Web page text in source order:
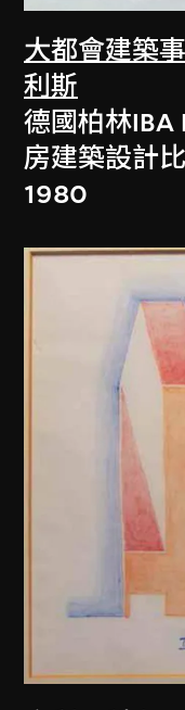
大都會建築
利斯
德國柏林
房建築設計
1980